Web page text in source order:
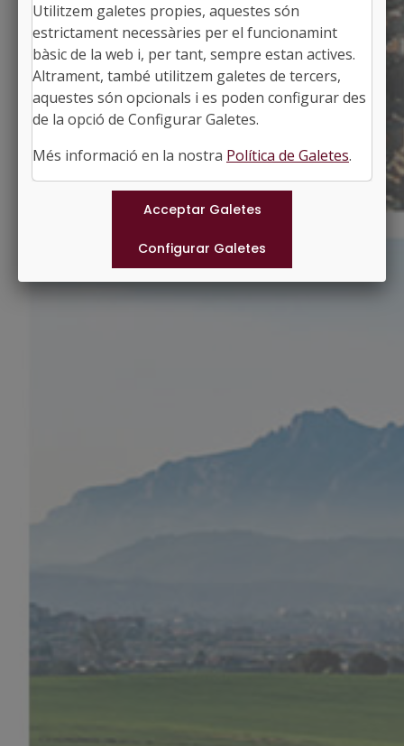
CASTELLVÍ DE ROSANES
Alcalde: Adria Camino Fideu
El Baix Llobregat, Barcelona
Població: 2.171
Superfície: 17,09 km2
http://www.castellviderosanes.cat
Municipis
Utilitzem galetes propies, aquestes són
estrictament necessàries per el funcionamint
bàsic de la web i, per tant, sempre estan actives.
Altrament, també utilitzem galetes de tercers,
aquestes són opcionals i es poden configurar des
de la opció de Configurar Galetes.
Més informació en la nostra Política de Galetes.